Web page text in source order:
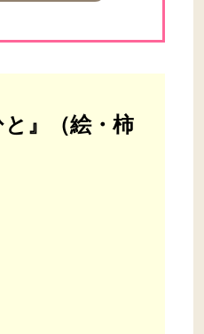
』（絵・柿